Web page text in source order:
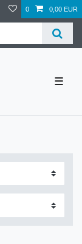
0 0,00 EUR
☰